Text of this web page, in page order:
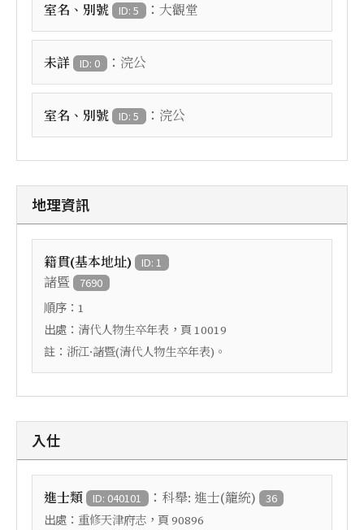
室名、別號 ID: 5 ： 大觀堂
未詳 ID: 0 ： 浣公
室名、別號 ID: 5 ： 浣公
地理資訊
籍貫(基本地址) ID: 1
諸暨 7690
順序： 1
出處： 清代人物生卒年表 ，頁 10019
註： 浙江·諸暨(清代人物生卒年表)。
入仕
進士類 ID: 040101 ： 科舉: 進士(籠統) 36
出處： 重修天津府志 ，頁 90896